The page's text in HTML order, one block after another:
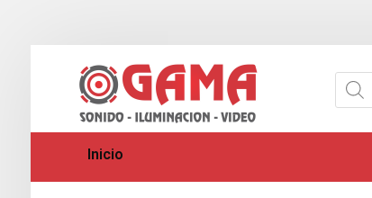
Inicio